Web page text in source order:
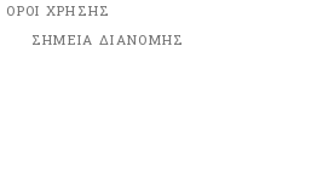
ΟΡΟΙ ΧΡΗΣΗΣ
ΣΗΜΕΙΑ ΔΙΑΝΟΜΗΣ